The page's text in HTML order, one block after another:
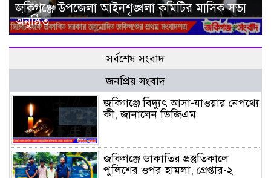
জকিগঞ্জে উপজেলা আইনশৃঙ্খলা কমিটির মাসিক সভা
অনুষ্ঠিত
সর্বশেষ সংবাদ
জনপ্রিয় সংবাদ
জকিগঞ্জে বিদ্যুৎ আসা-যাওয়ার নেপথ্যে
কী, জানালেন ডিজিএম
জকিগঞ্জে ডাকাতির প্রস্তুতিকালে
পুলিশের ওপর হামলা, গ্রেপ্তার-২